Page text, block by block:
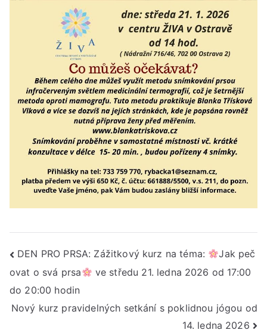
Navigace
pro
příspěvek
DEN PRO PRSA: Zážitkový kurz na téma:
Jak peč
ovat o svá prsa
ve středu 21. ledna 2026 od 17:00
do 20:00 hodin
Nový kurz pravidelných setkání s poklidnou jógou od
14. ledna 2026